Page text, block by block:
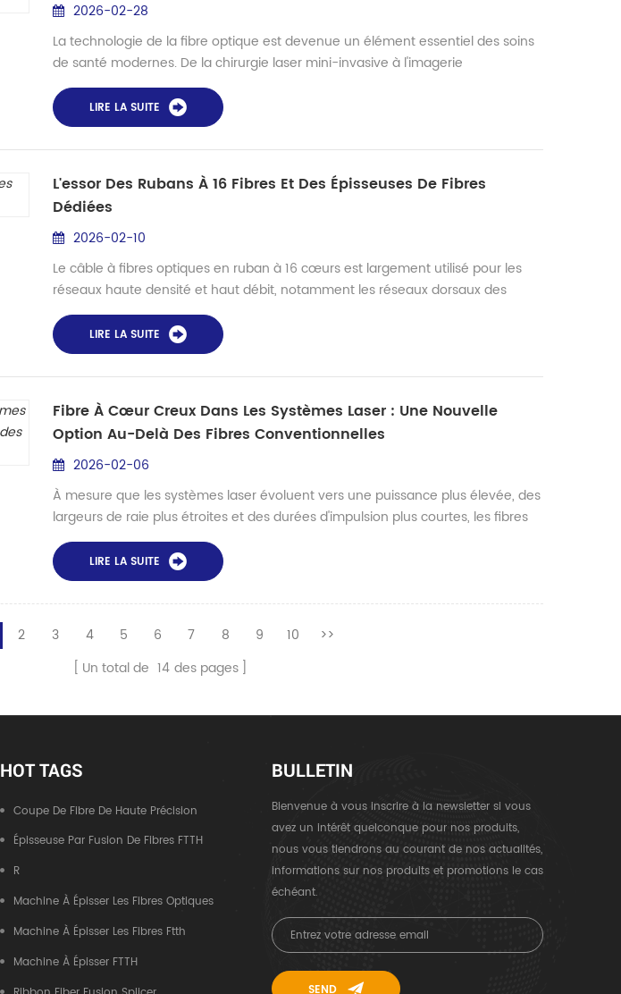
2026-02-28
La technologie de la fibre optique est devenue un élément essentiel des soins
de santé modernes. De la chirurgie laser mini-invasive à l'imagerie
diagnostique haute résolution, les fibres optiques acheminent la lumière et
l'énergie précisément là où elles sont nécessaires — à l'intérieur du corps
humain — avec un minimum de traumatisme. Délivrance laser de précision
Dans les systèmes laser médicau...
LIRE LA SUITE
L'essor Des Rubans À 16 Fibres Et Des Épisseuses De Fibres
Dédiées
2026-02-10
Le câble à fibres optiques en ruban à 16 cœurs est largement utilisé pour les
réseaux haute densité et haut débit, notamment les réseaux dorsaux des
stations de base 5G, les interconnexions de centres de données et les couches
d'agrégation FTTH (Fiber to the Home). Sa structure plate à 16 fibres permet un
épissure par fusion en masse plus rapide (réduisant les cycles d'épissure de 25
% par rapport...
LIRE LA SUITE
Fibre À Cœur Creux Dans Les Systèmes Laser : Une Nouvelle
Option Au-Delà Des Fibres Conventionnelles
2026-02-06
À mesure que les systèmes laser évoluent vers une puissance plus élevée, des
largeurs de raie plus étroites et des durées d'impulsion plus courtes, les fibres
optiques à cœur solide traditionnelles atteignent progressivement leurs limites
physiques. Les effets non linéaires tels que la diffusion Brillouin stimulée (SBS),
la diffusion Raman stimulée (SRS) et l'automodulation de phase limitent de pl...
LIRE LA SUITE
2 3 4 5 6 7 8 9 10
>>
Un total de 14 des pages
HOT TAGS
Coupe De Fibre De Haute Précision
Épisseuse Par Fusion De Fibres FTTH
R
Machine À Épisser Les Fibres Optiques
Machine À Épisser Les Fibres Ftth
Machine À Épisser FTTH
BULLETIN
Bienvenue à vous inscrire à la newsletter si vous
avez un intérêt quelconque pour nos produits,
nous vous tiendrons au courant de nos actualités,
informations sur nos produits et promotions le cas
échéant.